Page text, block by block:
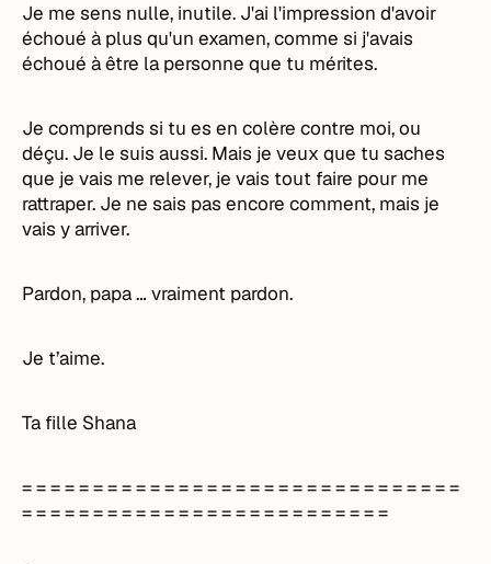
Je me sens nulle, inutile. J'ai l'impression d'avoir
échoué à plus qu'un examen, comme si j'avais
échoué à être la personne que tu mérites.
Je comprends si tu es en colère contre moi, ou
déçu. Je le suis aussi. Mais je veux que tu saches
que je vais me relever, je vais tout faire pour me
rattraper. Je ne sais pas encore comment, mais je
vais y arriver.
Pardon, papa … vraiment pardon.
Je t’aime.
Ta fille Shana
= = = = = = = = = = = = = = = = = = = = = = = = = = = = = = =
= = = = = = = = = = = = = = = = = = = = = = = = = =